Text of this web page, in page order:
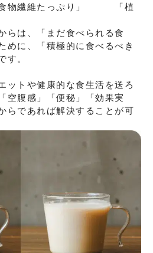
物繊維たっぷり」　　　「植
らは、「まだ⾷べられる⾷
めに、「積極的に⾷べるべき
す。
ットや健康的な⾷⽣活を送ろ
空腹感」「便秘」「効果実
らであれば解決することが可